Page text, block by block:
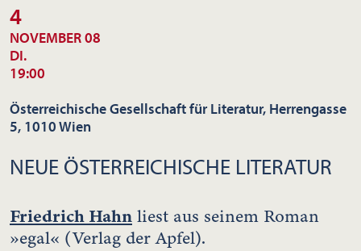
4
NOVEMBER 08
DI.
19:00
Österreichische Gesellschaft für Literatur, Herrengasse
5, 1010 Wien
NEUE ÖSTERREICHISCHE LITERATUR
Friedrich Hahn liest aus seinem Roman
»egal« (Verlag der Apfel).